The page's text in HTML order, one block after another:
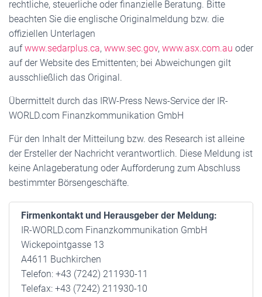
rechtliche, steuerliche oder finanzielle Beratung. Bitte
beachten Sie die englische Originalmeldung bzw. die
offiziellen Unterlagen
aufwww.sedarplus.ca, www.sec.gov, www.asx.com.au oder
auf der Website des Emittenten; bei Abweichungen gilt
ausschließlich das Original.
Übermittelt durch das IRW-Press News-Service der IR-
WORLD.com Finanzkommunikation GmbH
Für den Inhalt der Mitteilung bzw. des Research ist alleine
der Ersteller der Nachricht verantwortlich. Diese Meldung ist
keine Anlageberatung oder Aufforderung zum Abschluss
bestimmter Börsengeschäfte.
Firmenkontakt und Herausgeber der Meldung:
IR-WORLD.com Finanzkommunikation GmbH
Wickepointgasse 13
A4611 Buchkirchen
Telefon: +43 (7242) 211930-11
Telefax: +43 (7242) 211930-10